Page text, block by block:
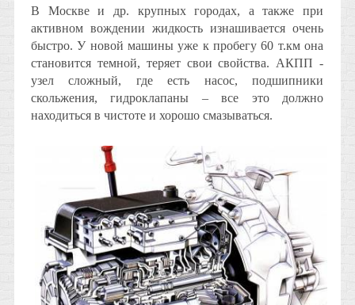
В Москве и др. крупных городах, а также при
активном вождении жидкость изнашивается очень
быстро. У новой машины уже к пробегу 60 т.км она
становится темной, теряет свои свойства. АКПП -
узел сложный, где есть насос, подшипники
скольжения, гидроклапаны – все это должно
находиться в чистоте и хорошо смазываться.